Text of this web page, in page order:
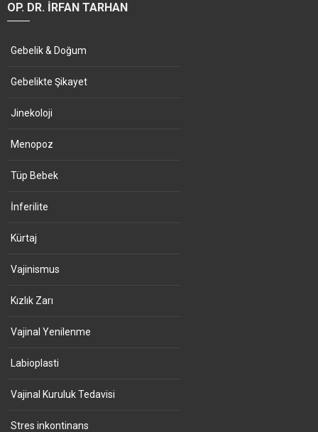
OP. DR. İRFAN TARHAN
Gebelik & Doğum
Gebelikte Şikayet
Jinekoloji
Menopoz
Tüp Bebek
İnferilite
Kürtaj
Vajinismus
Kızlık Zarı
Vajinal Yenilenme
Labioplasti
Vajinal Kuruluk Tedavisi
Stres inkontinans